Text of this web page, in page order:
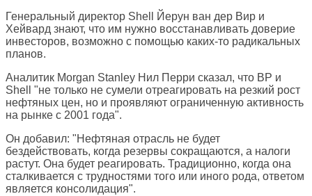
Генеральный директор Shell Йерун ван дер Вир и
Хейвард знают, что им нужно восстанавливать доверие
инвесторов, возможно с помощью каких-то радикальных
планов.
Аналитик Morgan Stanley Нил Перри сказал, что BP и
Shell "не только не сумели отреагировать на резкий рост
нефтяных цен, но и проявляют ограниченную активность
на рынке с 2001 года".
Он добавил: "Нефтяная отрасль не будет
бездействовать, когда резервы сокращаются, а налоги
растут. Она будет реагировать. Традиционно, когда она
сталкивается с трудностями того или иного рода, ответом
является консолидация".